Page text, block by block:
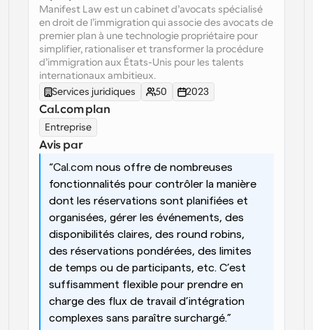
Programmation surpuissante avec des appels
alimentés par l'IA
Flux de travail
Automatiser la planification et les rappels
Blog
Restez à jour avec les dernières nouvelles et mises à
jour
Réunions instantanées
Rencontrez des clients en quelques minutes
Liens de groupe dynamique
Réservez facilement des réunions avec plusieurs
Webhooks
Soyez informé lorsque quelque chose se passe
Manifest Law est un cabinet d’avocats spécialisé
en droit de l’immigration qui associe des avocats de
premier plan à une technologie propriétaire pour
simplifier, rationaliser et transformer la procédure
d’immigration aux États-Unis pour les talents
internationaux ambitieux.
Services juridiques
50 2023
Cal.com plan
Entreprise
Avis par
“Cal.com nous offre de nombreuses
fonctionnalités pour contrôler la manière
dont les réservations sont planifiées et
organisées, gérer les événements, des
disponibilités claires, des round robins,
des réservations pondérées, des limites
de temps ou de participants, etc. C’est
suffisamment flexible pour prendre en
charge des flux de travail d’intégration
complexes sans paraître surchargé.”